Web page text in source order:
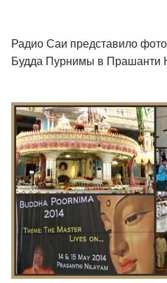
Радио Саи представило
Будда Пурнимы в Прашанти